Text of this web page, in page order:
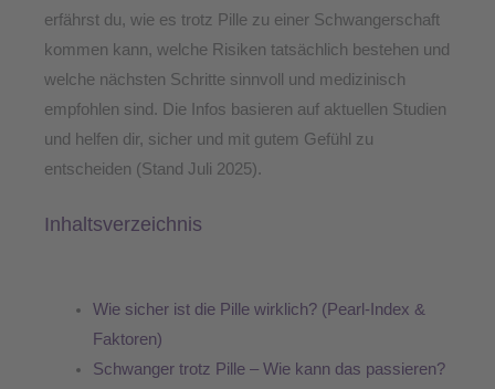
erfährst du, wie es trotz Pille zu einer Schwangerschaft
kommen kann, welche Risiken tatsächlich bestehen und
welche nächsten Schritte sinnvoll und medizinisch
empfohlen sind. Die Infos basieren auf aktuellen Studien
und helfen dir, sicher und mit gutem Gefühl zu
entscheiden (Stand Juli 2025).
Inhaltsverzeichnis
Wie sicher ist die Pille wirklich? (Pearl-Index &
Faktoren)
Schwanger trotz Pille – Wie kann das passieren?